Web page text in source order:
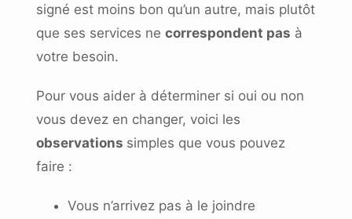
signé est moins bon qu’un autre, mais plutôt
que ses services ne correspondent pas à
votre besoin.
Pour vous aider à déterminer si oui ou non
vous devez en changer, voici les
observations simples que vous pouvez
faire :
Vous n’arrivez pas à le joindre